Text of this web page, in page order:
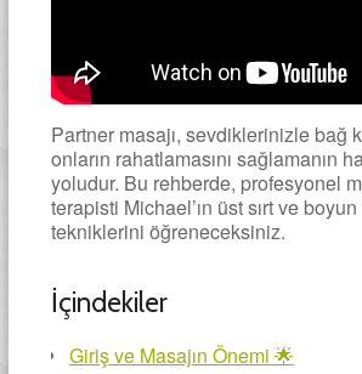
Partner masajı, sevdiklerinizle bağ
onların rahatlamasını sağlamanın
yoludur. Bu rehberde, profesyonel
terapisti Michael’ın üst sırt ve boyun
tekniklerini öğreneceksiniz.
İçindekiler
Giriş ve Masajın Önemi 🌟